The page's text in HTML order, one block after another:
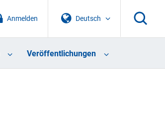
Deutsch
Anmelden
Veröffentlichungen